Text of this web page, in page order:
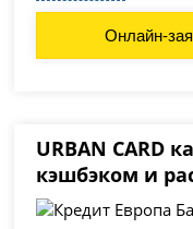
Онлайн-
URBAN CARD
кэшбэком и